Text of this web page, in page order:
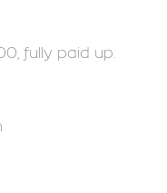
fully paid up.